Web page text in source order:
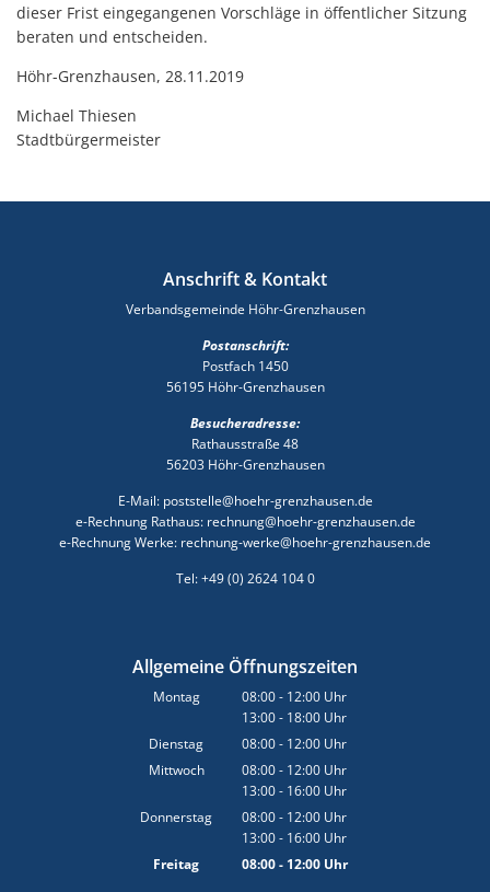
dieser Frist eingegangenen Vorschläge in öffentlicher Sitzung
beraten und entscheiden.
Höhr-Grenzhausen, 28.11.2019
Michael Thiesen
Stadtbürgermeister
Anschrift & Kontakt
Verbandsgemeinde Höhr-Grenzhausen
Postanschrift:
Postfach 1450
56195 Höhr-Grenzhausen
Besucheradresse:
Rathausstraße 48
56203 Höhr-Grenzhausen
E-Mail: poststelle@hoehr-grenzhausen.de
e-Rechnung Rathaus: rechnung@hoehr-grenzhausen.de
e-Rechnung Werke: rechnung-werke@hoehr-grenzhausen.de
Tel: +49 (0) 2624 104 0
Allgemeine Öffnungszeiten
Montag 08:00- 12:00 Uhr
Von 08:00 bis 12:00 Uhr
13:00- 18:00 Uhr
Von 13:00 bis 18:00 Uhr
Dienstag 08:00- 12:00 Uhr
Von 08:00 bis 12:00 Uhr
Mittwoch 08:00- 12:00 Uhr
Von 08:00 bis 12:00 Uhr
13:00- 16:00 Uhr
Von 13:00 bis 16:00 Uhr
Donnerstag 08:00- 12:00 Uhr
Von 08:00 bis 12:00 Uhr
13:00- 16:00 Uhr
Von 13:00 bis 16:00 Uhr
Freitag 08:00- 12:00Uhr